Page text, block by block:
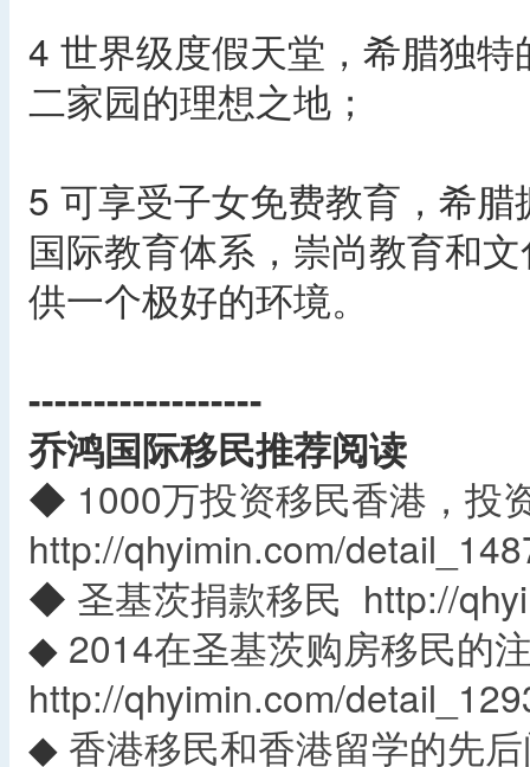
4 世界级度假天堂，希腊独
二家园的理想之地；
5 可享受子女免费教育，希
国际教育体系，崇尚教育和
供一个极好的环境。
------------------
乔鸿国际移民推荐阅读
◆ 1000万投资移民香港，投
http://qhyimin.com/
◆ 圣基茨捐款移民 http://
◆ 2014在圣基茨购房移民的
http://qhyimin.com/
◆ 香港移民和香港留学的先